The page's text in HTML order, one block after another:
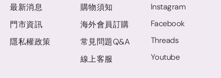
最新消息
門市資訊
隱私權政策
購物須知
海外會員訂購
常見問題Q&A
線上客服
Instagram
Facebook
Threads
Youtube